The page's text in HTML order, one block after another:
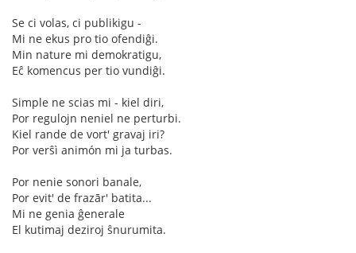
Se ci volas, ci publikigu -
Mi ne ekus pro tio ofendiĝi.
Min nature mi demokratigu,
Eĉ komencus per tio vundiĝi.
Simple ne scias mi - kiel diri,
Por regulojn neniel ne perturbi.
Kiel rande de vort' gravaj iri?
Por verŝì animón mi ja turbas.
Por nenie sonori banale,
Por evit' de frazār' batita...
Mi ne genia ĝenerale
El kutimaj deziroj ŝnurumita.